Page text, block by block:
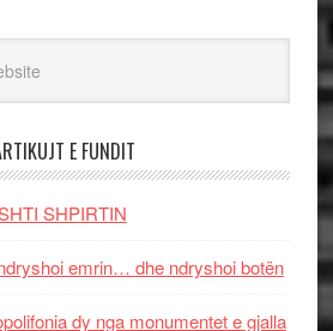
E FUNDIT
SHPIRTIN
emrin… dhe ndryshoi botën
dy nga monumentet e gjalla